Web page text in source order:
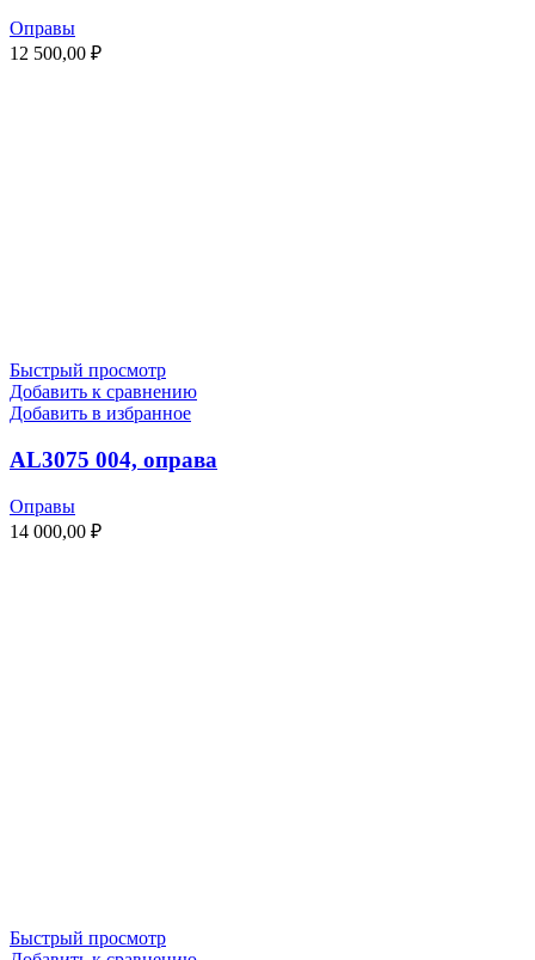
Оправы
12 500,00 ₽
Быстрый просмотр
Добавить к сравнению
Добавить в избранное
AL3075 004, оправа
Оправы
14 000,00 ₽
Быстрый просмотр